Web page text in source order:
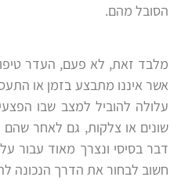
הסובל מהם.
מלבד זאת, לא פעם, העדר
אשר איננו מתבצע בזמן או
עלולה להוביל למצב שבו
שונים או צלקות, גם לאחר
דבר בסיסי ונצרך מאוד עבור
חשוב לבחור את הדרך הנכונה